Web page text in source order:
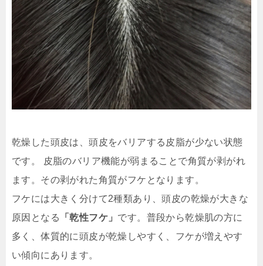
乾燥した頭皮は、頭皮をバリアする皮脂が少ない状態
です。 皮脂のバリア機能が弱まることで角質が剥がれ
ます。 その剥がれた角質がフケとなります。
フケには大きく分けて2種類あり、頭皮の乾燥が大きな
原因となる
「乾性フケ」 です。普段から乾燥肌の方に
多く、体質的に頭皮が乾燥しやすく、フケが増えやす
い傾向にあります。